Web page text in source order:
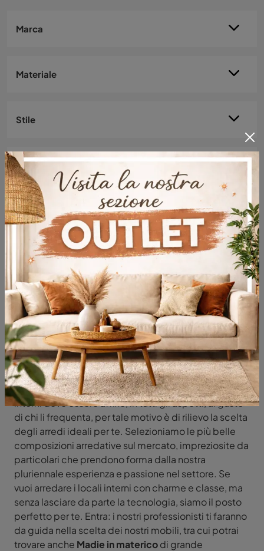
Marca
Materiale
Stile
I più visti a :
Madie in materico
Ti aspettiamo con tanti consigli, novità e
composizioni arredative dei migliori brand, tra cui
puoi valutare tante opzioniin materico. Con lo scopo
di soddisfare laclientela in tutti gli aspetti, diamo
l'occasione di usufruire di consulenza
nell'arredamento e post acquisto. L'estetica degli
interni deve essere affine, in tutti gli aspetti, al gusto
di chi li frequenta, per tale motivo è di rilievo la scelta
degli arredi ideali per te. Selezioniamo le più belle
composizioni arredative sul mercato, impreziosite da
particolari che prendono forma dalla nostra
pluriennale esperienza e passione nel settore. Se
vuoi arredare i locali interni con charme e classe, ma
senza lasciare da parte la tecnologia, siamo il posto
perfetto per te. Entra: i nostri professionisti ti faranno
da guida nella scelta dei nostri mobili, tra cui potrai
trovare anche Madie in matericodi grande